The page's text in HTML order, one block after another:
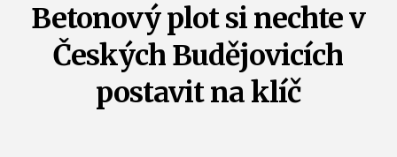
Betonový plot si nechte v
Českých Budějovicích
postavit na klíč